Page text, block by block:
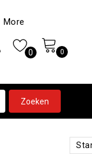
More
0 0